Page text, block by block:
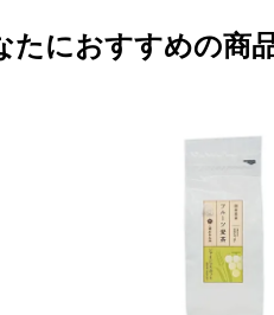
たにおすすめの商